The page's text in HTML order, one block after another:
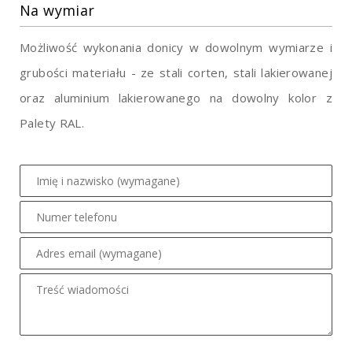
Na wymiar
Możliwość wykonania donicy w dowolnym wymiarze i
grubości materiału - ze stali corten, stali lakierowanej
oraz aluminium lakierowanego na dowolny kolor z
Palety RAL.